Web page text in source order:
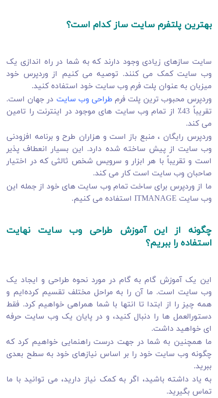
بهترین پلتفرم سایت ساز کدام است؟
سایت سازهای زیادی وجود دارند که به شما در راه اندازی یک
وب سایت کمک می کنند. توصیه می کنیم از وردپرس خود
میزبان به عنوان پلت فرم وب سایت خود استفاده کنید.
وردپرس محبوب ترین پلت فرم طراحی وب سایت در جهان است.
تقریباً 43٪ از تمام وب سایت های موجود در اینترنت را تامین
می کند.
وردپرس رایگان ، منبع باز است و هزاران طرح و برنامه افزودنی
وب سایت از پیش ساخته شده دارد. این بسیار انعطاف پذیر
است و تقریباً با هر ابزار و سرویس شخص ثالثی که در اختیار
صاحبان وب سایت است کار می کند.
ما از وردپرس برای ساخت تمام وب سایت های خود از جمله این
وب سایت ITMANAGE استفاده می کنیم.
چگونه از این آموزش طراحی وب سایت نهایت
استفاده را ببریم؟
این یک آموزش گام به گام در مورد نحوه طراحی و ایجاد یک
وب سایت است. ما آن را به مراحل مختلف تقسیم کرده‌ایم و
همه چیز را از ابتدا تا انتها با شما همراهی خواهیم کرد. فقط
دستورالعمل ها را دنبال کنید، و در پایان یک وب سایت حرفه
ای خواهید داشت.
ما همچنین به شما در جهت درست راهنمایی خواهیم کرد که
چگونه وب سایت خود را بر اساس نیازهای خود به سطح بعدی
ببرید.
به یاد داشته باشید، اگر به کمک نیاز دارید، می توانید با ما
تماس بگیرید.